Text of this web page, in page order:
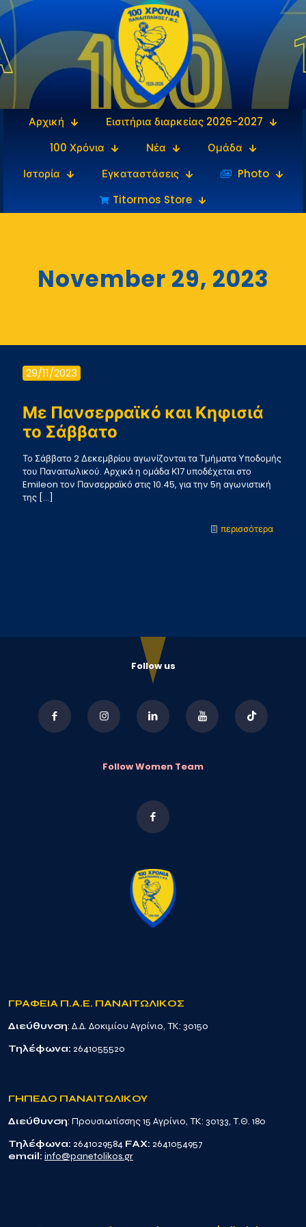
Αρχική
Εισιτήρια διαρκείας 2026-2027
100 Χρόνια
Νέα
Ομάδα
Ιστορία
Εγκαταστάσεις
‎‏‏‎ ‎Photo
Titormos Store
November 29, 2023
29/11/2023
Με Πανσερραϊκό και Κηφισιά
το Σάββατο
Το Σάββατο 2 Δεκεμβρίου αγωνίζονται τα Τμήματα Υποδομής
του Παναιτωλικού. Αρχικά η ομάδα Κ17 υποδέχεται στο
Emileon τον Πανσερραϊκό στις 10.45, για την 5η αγωνιστική
της […]
περισσότερα-
Follow us
Follow Women Team
ΓΡΑΦΕΙΑ Π.Α.Ε. ΠΑΝΑΙΤΩΛΙΚΟΣ
Διεύθυνση: Δ.Δ. Δοκιμίου Αγρίνιο, TK: 30150
Τηλέφωνα: 2641055520
ΓΗΠΕΔΟ ΠΑΝΑΙΤΩΛΙΚΟΥ
Διεύθυνση: Προυσιωτίσσης 15 Αγρίνιο, TK: 30133, Τ.Θ. 180
Τηλέφωνα: 2641029584 FAX: 2641054957
email: info@panetolikos.gr